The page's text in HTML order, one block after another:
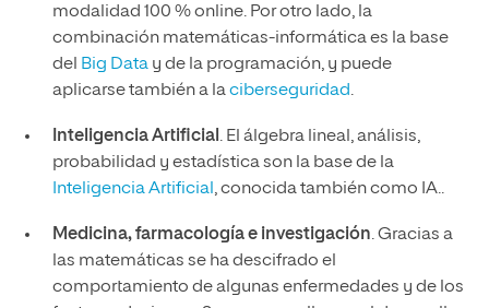
modalidad 100 % online. Por otro lado, la
combinación matemáticas-informática es la base
del Big Datay de la programación, y puede
aplicarse también a laciberseguridad.
Inteligencia Artificial . El álgebra lineal, análisis,
probabilidad y estadística son la base de la
Inteligencia Artificial , conocida también como IA..
Medicina, farmacología e investigación. Gracias a
las matemáticas se ha descifrado el
comportamiento de algunas enfermedades y de los